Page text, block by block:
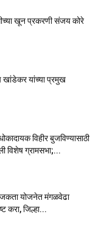
खून प्रकरणी संजय कोरे
खांडेकर यांच्या प्रमुख
विहीर बुजविण्यासाठी
विशेष ग्रामसभा;...
योजनेत मंगळवेढा
करा, जिल्हा...